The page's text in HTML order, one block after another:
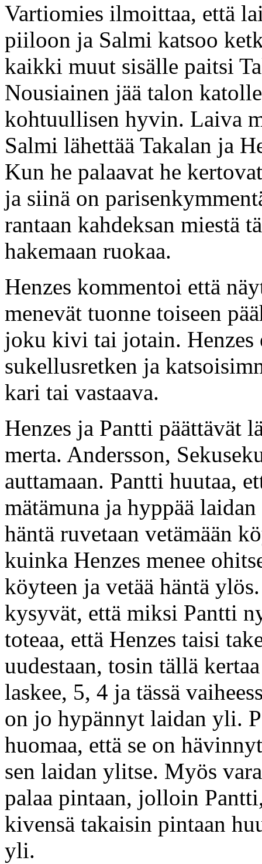
Vartiomies ilmoittaa, että
piiloon ja Salmi katsoo
kaikki muut sisälle paitsi
Nousiainen jää talon
kohtuullisen hyvin. Laiva
Salmi lähettää Takalan ja
Kun he palaavat he
ja siinä on
rantaan kahdeksan miestä
hakemaan ruokaa.
Henzes kommentoi että
menevät tuonne toiseen
joku kivi tai jotain. Henzes
sukellusretken ja
kari tai vastaava.
Henzes ja Pantti päättävät
merta. Andersson,
auttamaan. Pantti huutaa,
mätämuna ja hyppää
häntä ruvetaan vetämään
kuinka Henzes menee
köyteen ja vetää häntä
kysyvät, että miksi Pantti
toteaa, että Henzes taisi
uudestaan, tosin tällä
laskee, 5, 4 ja tässä
on jo hypännyt laidan yli.
huomaa, että se on
sen laidan ylitse. Myös
palaa pintaan, jolloin
kivensä takaisin pintaan
yli.